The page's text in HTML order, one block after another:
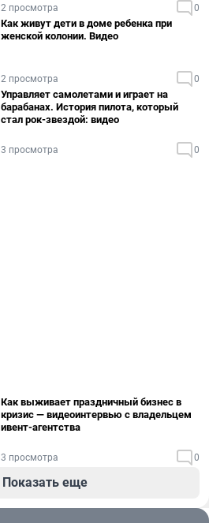
2 просмотра 0
Как живут дети в доме ребенка при
женской колонии. Видео
2 просмотра 0
Управляет самолетами и играет на
барабанах. История пилота, который
стал рок-звездой: видео
3 просмотра 0
Как выживает праздничный бизнес в
кризис — видеоинтервью с владельцем
ивент-агентства
3 просмотра 0
Показать еще